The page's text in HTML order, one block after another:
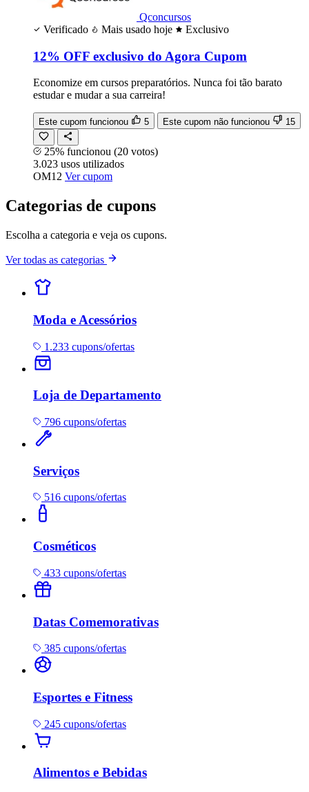
Qconcursos
Verificado
Mais usado hoje Exclusivo
12% OFF exclusivo do Agora Cupom
Economize em cursos preparatórios. Nunca foi tão barato
estudar e mudar a sua carreira!
Este cupom funcionou 5 Este cupom não funcionou 15
25% funcionou (20 votos)
3.023 usos utilizados
OM12 Ver cupom
Categorias de cupons
Escolha a categoria e veja os cupons.
Ver todas as categorias
Moda e Acessórios
1.233 cupons/ofertas
Loja de Departamento
796 cupons/ofertas
Serviços
516 cupons/ofertas
Cosméticos
433 cupons/ofertas
Datas Comemorativas
385 cupons/ofertas
Esportes e Fitness
245 cupons/ofertas
Alimentos e Bebidas